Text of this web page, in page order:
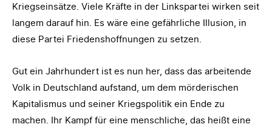
Kriegseinsätze. Viele Kräfte in der Linkspartei wirken seit
langem darauf hin. Es wäre eine gefährliche Illusion, in
diese Partei Friedenshoffnungen zu setzen.
Gut ein Jahrhundert ist es nun her, dass das arbeitende
Volk in Deutschland aufstand, um dem mörderischen
Kapitalismus und seiner Kriegspolitik ein Ende zu
machen. Ihr Kampf für eine menschliche, das heißt eine